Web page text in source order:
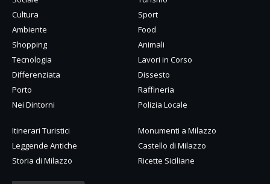
Cultura
Sport
Ambiente
Food
Shopping
Animali
Tecnologia
Lavori in Corso
Differenziata
Dissesto
Porto
Raffineria
Nei Dintorni
Polizia Locale
Itinerari Turistici
Monumenti a Milazzo
Leggende Antiche
Castello di Milazzo
Storia di Milazzo
Ricette Siciliane